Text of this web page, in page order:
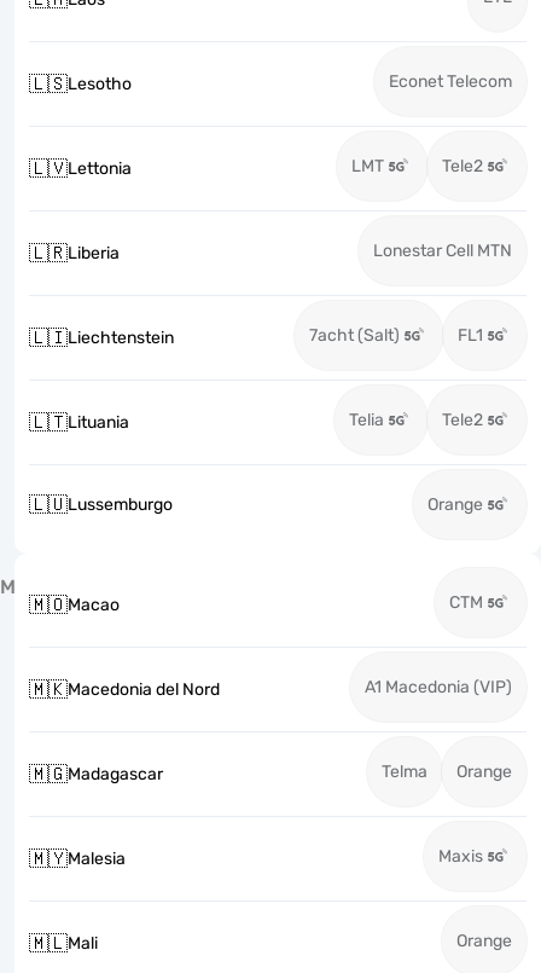
🇱🇸Lesotho Econet Telecom
🇱🇻Lettonia LMT Tele2
🇱🇷Liberia Lonestar Cell MTN
🇱🇮Liechtenstein 7acht (Salt) FL1
🇱🇹Lituania Telia Tele2
🇱🇺Lussemburgo Orange
M
🇲🇴Macao CTM
🇲🇰Macedonia del Nord A1 Macedonia (VIP)
🇲🇬Madagascar Telma Orange
🇲🇾Malesia Maxis
🇲🇱Mali Orange